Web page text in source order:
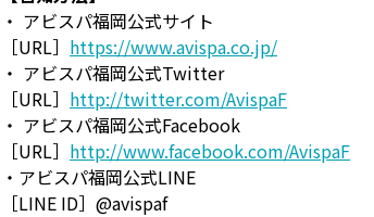
・ アビスパ福岡公式サイト
［URL］ https://www.avispa.co.jp/
・ アビスパ福岡公式Twitter
［URL］ http://twitter.com/AvispaF
・ アビスパ福岡公式Facebook
［URL］ http://www.facebook.com/AvispaF
・アビスパ福岡公式LINE
［LINE ID］@avispaf